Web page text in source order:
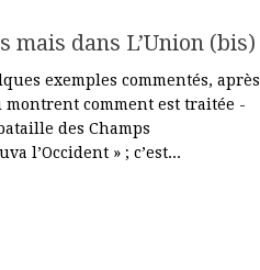
mais dans L’Union (bis)
exemples commentés, après
comment est traitée -
des Champs
l’Occident » ; c’est...